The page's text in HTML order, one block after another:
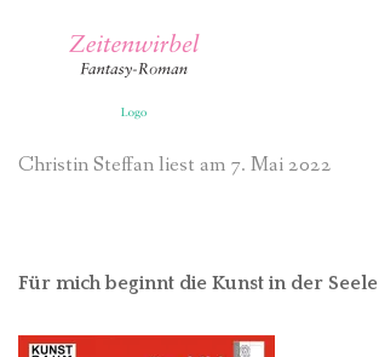
Christin Steffan liest am 7. Mai 2022
Für mich beginnt die Kunst in der Seele